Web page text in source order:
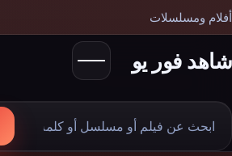
أفلام ومسلسلات
شاهد فور يو
ابحث